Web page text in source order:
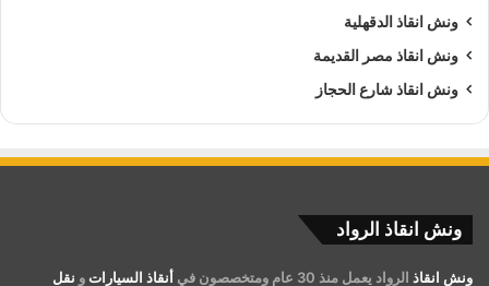
ونش انقاذ الدقهلية
ونش انقاذ مصر القديمة
ونش انقاذ شارع الحجاز
ونش انقاذ الرواد
ونش انقاذ الرواد يعمل منذ 30 عام ومتخصصون في أنقاذ السيارات و نقل